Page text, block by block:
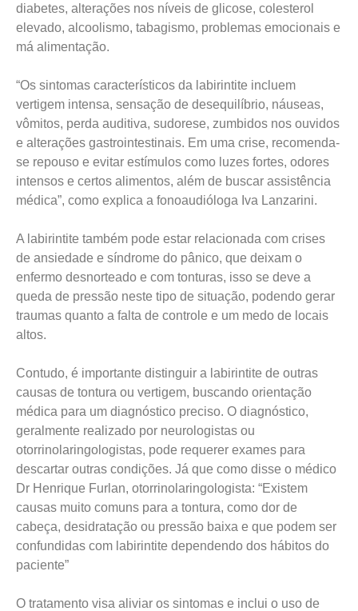
diabetes, alterações nos níveis de glicose, colesterol
elevado, alcoolismo, tabagismo, problemas emocionais e
má alimentação.
“Os sintomas característicos da labirintite incluem
vertigem intensa, sensação de desequilíbrio, náuseas,
vômitos, perda auditiva, sudorese, zumbidos nos ouvidos
e alterações gastrointestinais. Em uma crise, recomenda-
se repouso e evitar estímulos como luzes fortes, odores
intensos e certos alimentos, além de buscar assistência
médica”, como explica a fonoaudióloga Iva Lanzarini.
A labirintite também pode estar relacionada com crises
de ansiedade e síndrome do pânico, que deixam o
enfermo desnorteado e com tonturas, isso se deve a
queda de pressão neste tipo de situação, podendo gerar
traumas quanto a falta de controle e um medo de locais
altos.
Contudo, é importante distinguir a labirintite de outras
causas de tontura ou vertigem, buscando orientação
médica para um diagnóstico preciso. O diagnóstico,
geralmente realizado por neurologistas ou
otorrinolaringologistas, pode requerer exames para
descartar outras condições. Já que como disse o médico
Dr Henrique Furlan, otorrinolaringologista: “Existem
causas muito comuns para a tontura, como dor de
cabeça, desidratação ou pressão baixa e que podem ser
confundidas com labirintite dependendo dos hábitos do
paciente”
O tratamento visa aliviar os sintomas e inclui o uso de